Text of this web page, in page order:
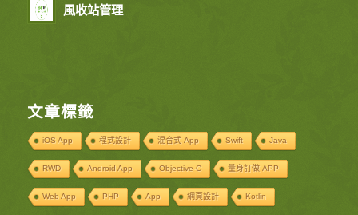
風收站管理
文章標籤
iOS App 程式設計 混合式 App Swift Java
RWD Android App Objective-C 量身訂做 APP
Web App PHP App 網頁設計 Kotlin